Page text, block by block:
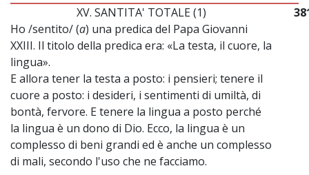
XV. SANTITA' TOTALE (1)
Ho /sentito/ (a) una predica del Papa Giovanni
XXIII. Il titolo della predica era: «La testa, il cuore, la
lingua».
E allora tener la testa a posto: i pensieri; tenere il
cuore a posto: i desideri, i sentimenti di umiltà, di
bontà, fervore. E tenere la lingua a posto perché
la lingua è un dono di Dio. Ecco, la lingua è un
complesso di beni grandi ed è anche un complesso
di mali, secondo l'uso che ne facciamo.